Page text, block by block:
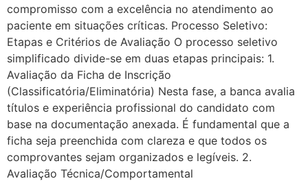
compromisso com a excelência no atendimento ao
paciente em situações críticas. Processo Seletivo:
Etapas e Critérios de Avaliação O processo seletivo
simplificado divide-se em duas etapas principais: 1.
Avaliação da Ficha de Inscrição
(Classificatória/Eliminatória) Nesta fase, a banca avalia
títulos e experiência profissional do candidato com
base na documentação anexada. É fundamental que a
ficha seja preenchida com clareza e que todos os
comprovantes sejam organizados e legíveis. 2.
Avaliação Técnica/Comportamental